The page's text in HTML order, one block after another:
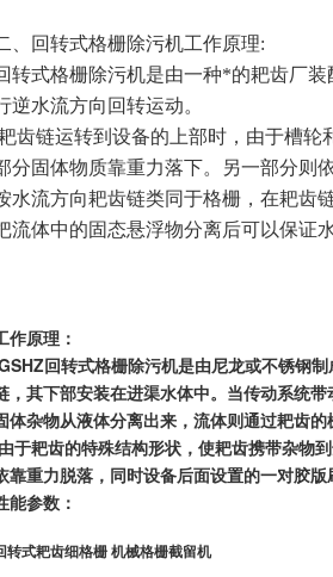
、回转式格栅除污机工作原理:
转式格栅除污机是由一种*的耙齿厂
逆水流方向回转运动。
齿链运转到设备的上部时，由于槽轮
分固体物质靠重力落下。另一部分
水流方向耙齿链类同于格栅，在耙齿
流体中的固态悬浮物分离后可以保证
作原理：
回转式格栅除污机是由尼龙或不锈钢
，其下部安装在进渠水体中。当传动系统
体杂物从液体分离出来，流体则通过耙齿的
由于耙齿的特殊结构形状，使耙齿携带杂物
靠重力脱落，同时设备后面设置的一对胶
能参数：
转式耙齿细格栅 机械格栅截留机